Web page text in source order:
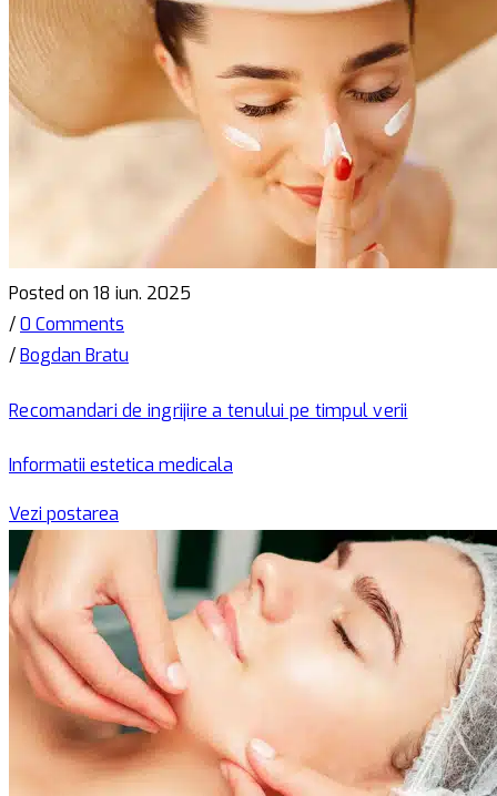
Posted on 18 iun. 2025
/0 Comments
/Bogdan Bratu
Recomandari de ingrijire a tenului pe timpul verii
Informatii estetica medicala
Vezi postarea